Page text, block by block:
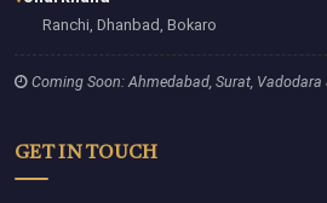
Ranchi, Dhanbad, Bokaro
Coming Soon: Ahmedabad, Surat, Vadodara
GET IN TOUCH